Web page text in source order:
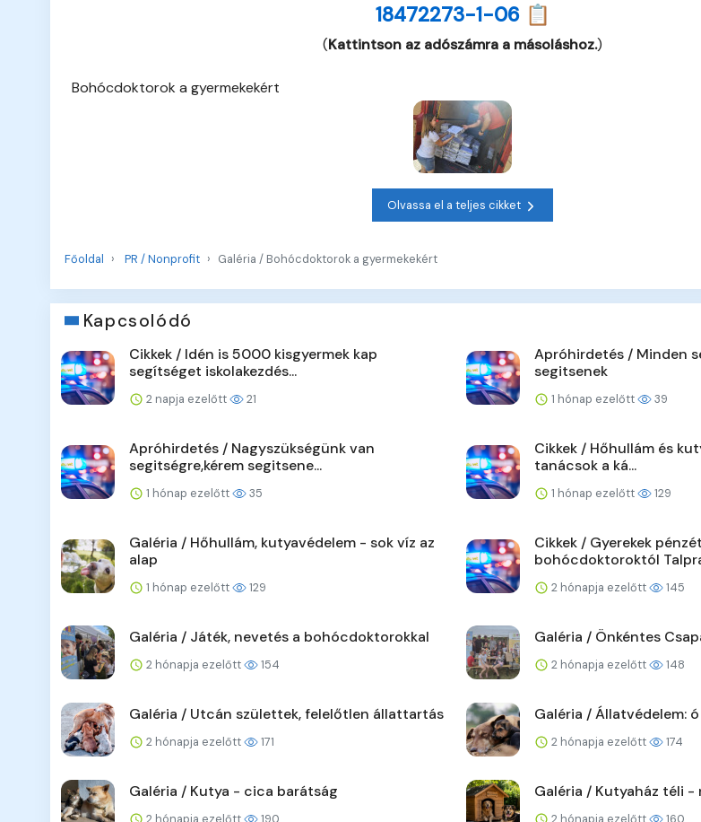
18472273-1-06 📋
(Kattintson az adószámra a másoláshoz.)
Bohócdoktorok a gyermekekért
Olvassa el a teljes cikket
Főoldal PR / Nonprofit Galéria / Bohócdoktorok a gyermekekért
Kapcsolódó
Cikkek / Idén is 5000 kisgyermek kap
segítséget iskolakezdés...
2 napja ezelőtt 21
Apróhirdetés / Minden
segitsenek
1 hónap ezelőtt 39
Apróhirdetés / Nagyszükségünk van
segitségre,kérem segitsene...
1 hónap ezelőtt 35
Cikkek / Hőhullám és
tanácsok a ká...
1 hónap ezelőtt 129
Galéria / Hőhullám, kutyavédelem - sok víz az
alap
1 hónap ezelőtt 129
Cikkek / Gyerekek
bohócdoktoroktól
2 hónapja ezelőtt 145
Galéria / Játék, nevetés a bohócdoktorokkal
2 hónapja ezelőtt 154
Galéria / Önkéntes
2 hónapja ezelőtt 148
Galéria / Utcán születtek, felelőtlen állattartás
2 hónapja ezelőtt 171
Galéria / Állatvédelem:
2 hónapja ezelőtt 174
Galéria / Kutya - cica barátság
2 hónapja ezelőtt 190
Galéria / Kutyaház téli -
2 hónapja ezelőtt 160